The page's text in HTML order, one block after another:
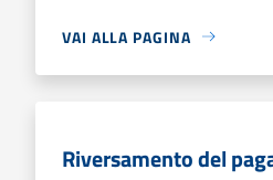
VAI ALLA PAGINA
Riversamento del